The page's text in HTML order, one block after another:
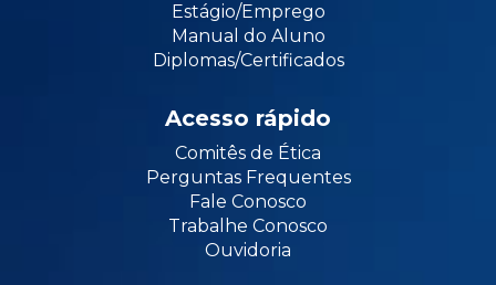
Estágio/Emprego
Manual do Aluno
Diplomas/Certificados
Acesso rápido
Comitês de Ética
Perguntas Frequentes
Fale Conosco
Trabalhe Conosco
Ouvidoria